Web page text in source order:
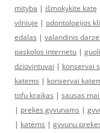
mityba | išmokykite katę
vilniuje | odontologijos
edalas | valandinis
paskolos internetu |
dziovintuvai | konservai
katems | konservai
tofu kraikas | sausas
| prekes gyvunams |
| katėms | gyvunu